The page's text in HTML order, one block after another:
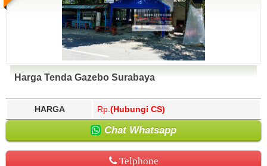
Harga Tenda Gazebo Surabaya
HARGA Rp. (Hubungi CS)
Chat Whatsapp
Telphone